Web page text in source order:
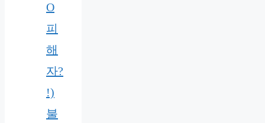
O
피
해
자?
!)
불